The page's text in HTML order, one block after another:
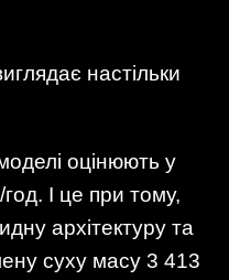
настільки
оцінюють у
І це при тому,
архітектуру та
суху масу 3 413